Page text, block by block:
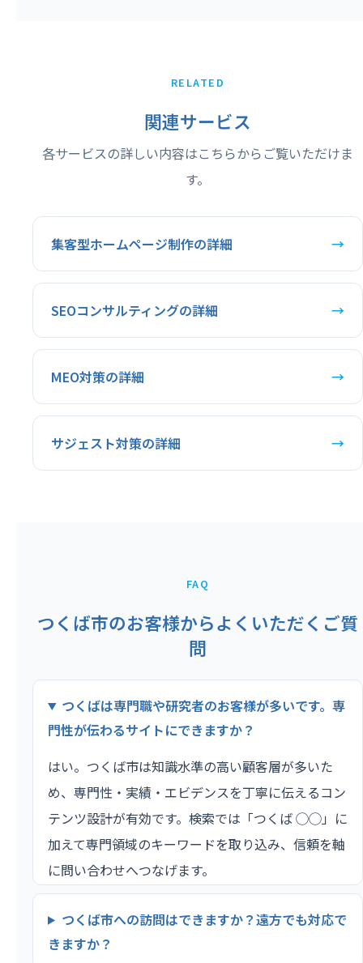
RELATED
関連サービス
各サービスの詳しい内容はこちらからご覧いただけま
す。
集客型ホームページ制作の詳細 →
SEOコンサルティングの詳細 →
MEO対策の詳細 →
サジェスト対策の詳細 →
FAQ
つくば市のお客様からよくいただくご質
問
つくばは専門職や研究者のお客様が多いです。専
門性が伝わるサイトにできますか？
はい。つくば市は知識水準の高い顧客層が多いた
め、専門性・実績・エビデンスを丁寧に伝えるコン
テンツ設計が有効です。検索では「つくば ◯◯」に
加えて専門領域のキーワードを取り込み、信頼を軸
に問い合わせへつなげます。
つくば市への訪問はできますか？遠方でも対応で
きますか？